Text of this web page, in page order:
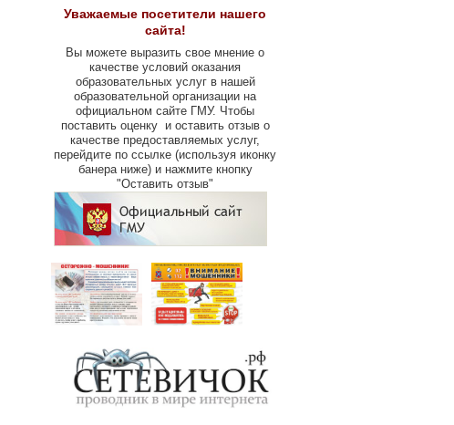
Уважаемые посетители нашего
сайта!
Вы можете выразить свое мнение о
качестве условий оказания
образовательных услуг в нашей
образовательной организации на
официальном сайте ГМУ. Чтобы
поставить оценку и оставить отзыв о
качестве предоставляемых услуг,
перейдите по ссылке (используя иконку
банера ниже) и нажмите кнопку
"Оставить отзыв"